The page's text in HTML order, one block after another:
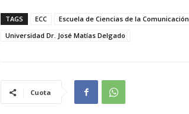
TAGS ECC Escuela de Ciencias de la Comunicación
Universidad Dr. José Matías Delgado
Cuota